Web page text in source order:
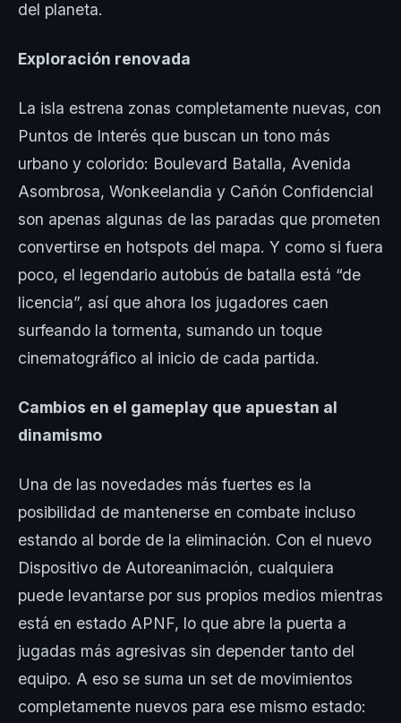
del planeta.
Exploración renovada
La isla estrena zonas completamente nuevas, con
Puntos de Interés que buscan un tono más
urbano y colorido: Boulevard Batalla, Avenida
Asombrosa, Wonkeelandia y Cañón Confidencial
son apenas algunas de las paradas que prometen
convertirse en hotspots del mapa. Y como si fuera
poco, el legendario autobús de batalla está “de
licencia”, así que ahora los jugadores caen
surfeando la tormenta, sumando un toque
cinematográfico al inicio de cada partida.
Cambios en el gameplay que apuestan al
dinamismo
Una de las novedades más fuertes es la
posibilidad de mantenerse en combate incluso
estando al borde de la eliminación. Con el nuevo
Dispositivo de Autoreanimación, cualquiera
puede levantarse por sus propios medios mientras
está en estado APNF, lo que abre la puerta a
jugadas más agresivas sin depender tanto del
equipo. A eso se suma un set de movimientos
completamente nuevos para ese mismo estado: